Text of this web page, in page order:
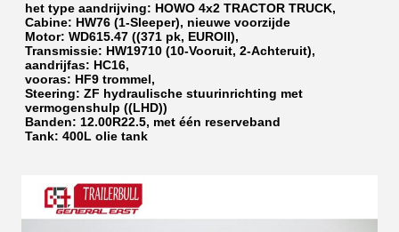
het type aandrijving: HOWO 4x2 TRACTOR TRUCK,
Cabine: HW76 (1-Sleeper), nieuwe voorzijde
Motor: WD615.47 ((371 pk, EUROII),
Transmissie: HW19710 (10-Vooruit, 2-Achteruit),
aandrijfas: HC16,
vooras: HF9 trommel,
Steering: ZF hydraulische stuurinrichting met
vermogenshulp ((LHD))
Banden: 12.00R22.5, met één reserveband
Tank: 400L olie tank